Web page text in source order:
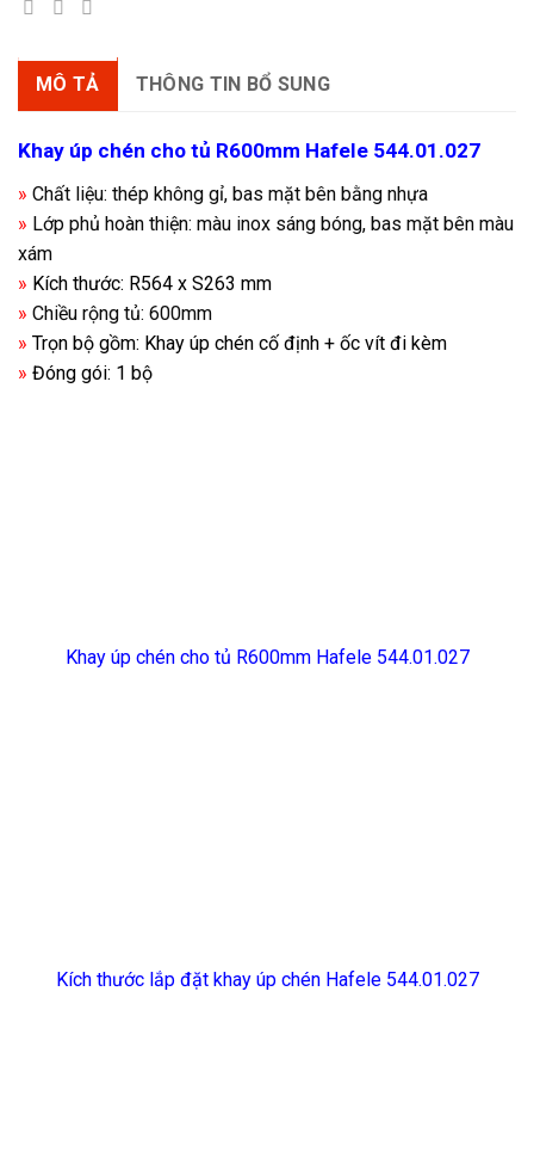
MÔ TẢ THÔNG TIN BỔ SUNG
Khay úp chén cho tủ R600mm Hafele 544.01.027
» Chất liệu: thép không gỉ, bas mặt bên bằng nhựa
» Lớp phủ hoàn thiện: màu inox sáng bóng, bas mặt bên màu
xám
» Kích thước: R564 x S263 mm
» Chiều rộng tủ: 600mm
» Trọn bộ gồm: Khay úp chén cố định + ốc vít đi kèm
» Đóng gói: 1 bộ
Khay úp chén cho tủ R600mm Hafele 544.01.027
Kích thước lắp đặt khay úp chén Hafele 544.01.027